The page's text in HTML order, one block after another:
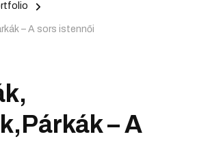
– A sors istennői
– A